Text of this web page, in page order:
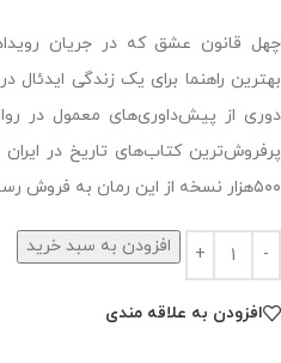
چهل قانون عشق که در جریان
بهترین راهنما برای یک زندگی
دوری از پیش‌داوری‌های معمول در
پرفروش‌ترین کتاب‌های تاریخ در
۵۰۰هزار نسخه از این رمان به فروش رسیده است.
افزودن به سبد خرید
افزودن به علاقه مندی